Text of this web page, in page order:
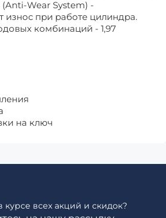
Wear System) -
износ при работе цилиндра.
комбинаций - 1,97
на ключ
курсе всех акций и скидок?